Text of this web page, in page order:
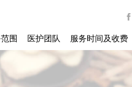
围 医护团队 服务时间及收费